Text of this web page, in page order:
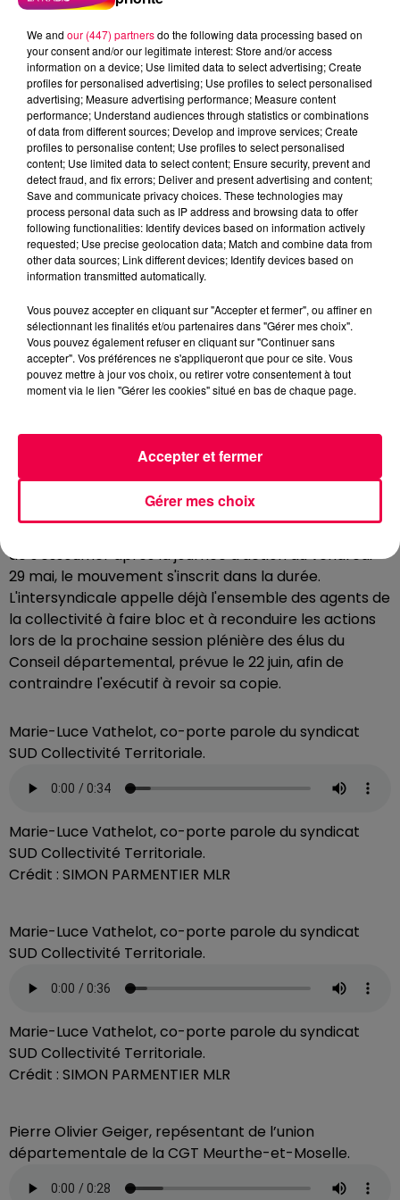
pose la question des missions fondamentales de
l'Action Sociale de Proximité. Confrontés à une pénurie
chronique d'effectifs et à un manque criant de
moyens, les agents se retrouvent contraints d'arbitrer
l'urgence au quotidien, une responsabilité éthique et
managériale jugée insupportable. L'intersyndicale
exige désormais que la direction assume
explicitement ses choix politiques par le biais d'une
note de cadrage écrite, plutôt que de laisser le
personnel trier les dossiers à la va-vite en situation de
stress permanent.
"On manque d'agents. On manque de moyens. Il
faut donc définir qu'est-ce qu'on ne fait plus. Ce
n'est pas aux agents de choisir ce qu'ils traitent ou
ce qu'ils ne traitent pas, c'est la collectivité qui doit
leur donner une note pour dire ce qu'on fait, ce
qu'on ne fait plus", développe Marie-Luce Vathelot,
Territoriales.
Les grévistes revendiquent l'arrêt immédiat du projet
de fermeture de la MDS de Champigneulles, la
création de postes statutaires et le déploiement de
de s'essouffler après la journée d'action du vendredi
29 mai, le mouvement s'inscrit dans la durée.
L'intersyndicale appelle déjà l'ensemble des agents de
la collectivité à faire bloc et à reconduire les actions
lors de la prochaine session plénière des élus du
Conseil départemental, prévue le 22 juin, afin de
contraindre l'exécutif à revoir sa copie.
Marie-Luce Vathelot, co-porte parole du syndicat
SUD Collectivité Territoriale.
Marie-Luce Vathelot, co-porte parole du syndicat
SUD Collectivité Territoriale.
Crédit : SIMON PARMENTIER MLR
Marie-Luce Vathelot, co-porte parole du syndicat
SUD Collectivité Territoriale.
Marie-Luce Vathelot, co-porte parole du syndicat
SUD Collectivité Territoriale.
Crédit : SIMON PARMENTIER MLR
Pierre Olivier Geiger, repésentant de l’union
départementale de la CGT Meurthe-et-Moselle.
We and our (447) partnersdo the following data processing based on
your consent and/or our legitimate interest: Store and/or access
information on a device; Use limited data to select advertising; Create
profiles for personalised advertising; Use profiles to select personalised
advertising; Measure advertising performance; Measure content
performance; Understand audiences through statistics or combinations
of data from different sources; Develop and improve services; Create
profiles to personalise content; Use profiles to select personalised
content; Use limited data to select content; Ensure security, prevent and
detect fraud, and fix errors; Deliver and present advertising and content;
Save and communicate privacy choices. These technologies may
process personal data such as IP address and browsing data to offer
following functionalities: Identify devices based on information actively
requested; Use precise geolocation data; Match and combine data from
other data sources; Link different devices; Identify devices based on
information transmitted automatically.
Vous pouvez accepter en cliquant sur "Accepter et fermer", ou affiner en
sélectionnant les finalités et/ou partenaires dans "Gérer mes choix".
Vous pouvez également refuser en cliquant sur "Continuer sans
accepter". Vos préférences ne s'appliqueront que pour ce site. Vous
pouvez mettre à jour vos choix, ou retirer votre consentement à tout
moment via le lien "Gérer les cookies" situé en bas de chaque page.
Gérer mes choix
Accepter et fermer